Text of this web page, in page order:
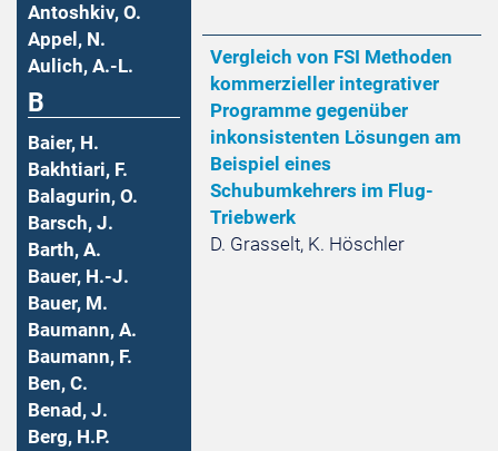
Antoshkiv, O.
Appel, N.
Aulich, A.-L.
B
Baier, H.
Bakhtiari, F.
Balagurin, O.
Barsch, J.
Barth, A.
Bauer, H.-J.
Bauer, M.
Baumann, A.
Baumann, F.
Ben, C.
Benad, J.
Berg, H.P.
Vergleich von FSI Methoden
kommerzieller integrativer
Programme gegenüber
inkonsistenten Lösungen am
Beispiel eines
Schubumkehrers im Flug-
Triebwerk
D. Grasselt, K. Höschler